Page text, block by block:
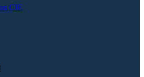
CIE